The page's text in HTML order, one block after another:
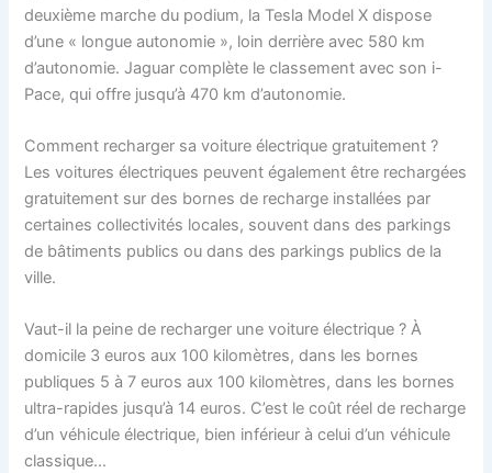
deuxième marche du podium, la Tesla Model X dispose
d’une « longue autonomie », loin derrière avec 580 km
d’autonomie. Jaguar complète le classement avec son i-
Pace, qui offre jusqu’à 470 km d’autonomie.
Comment recharger sa voiture électrique gratuitement ?
Les voitures électriques peuvent également être rechargées
gratuitement sur des bornes de recharge installées par
certaines collectivités locales, souvent dans des parkings
de bâtiments publics ou dans des parkings publics de la
ville.
Vaut-il la peine de recharger une voiture électrique ? À
domicile 3 euros aux 100 kilomètres, dans les bornes
publiques 5 à 7 euros aux 100 kilomètres, dans les bornes
ultra-rapides jusqu’à 14 euros. C’est le coût réel de recharge
d’un véhicule électrique, bien inférieur à celui d’un véhicule
classique…